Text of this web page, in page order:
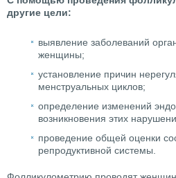
другие цели:
выявление заболеваний
женщины;
установление причин
менструальных циклов;
определение изменений
возникновения этих
проведение общей оценки
репродуктивной системы.